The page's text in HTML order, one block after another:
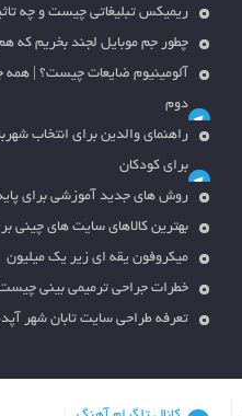
ریمیکس تبلیغاتی چیست و چه
چطور جم موبایل لجند بخریم که
آلومینیوم ضایعات چیست؟ | همه
دوم
راهنمای والدین برای انتخاب
برای کودکان
روش های جدید آموزشی برای
بهترین کالاهای سایت های چینی
میکروفون یقه ای زیر یک میلیون
خطرات جراحی ترمیمی بینی
تعرفه طراحی سایت تابان شهر